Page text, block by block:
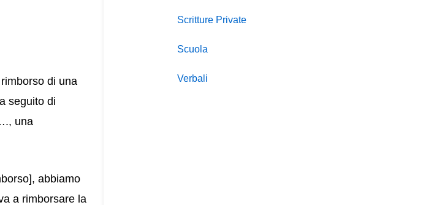
di una
seguito di
una
abbiamo
a rimborsare la
Scritture Private
Scuola
Verbali